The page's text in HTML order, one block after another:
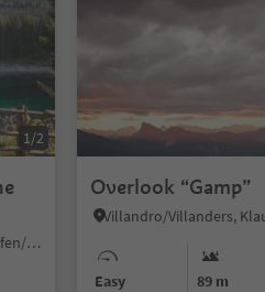
1/2
Nova Levante/Welschnofen, Welschnofen/Nova Levante, Dolomites Region Eggental
Overlook “Gamp”
Easy 89 m